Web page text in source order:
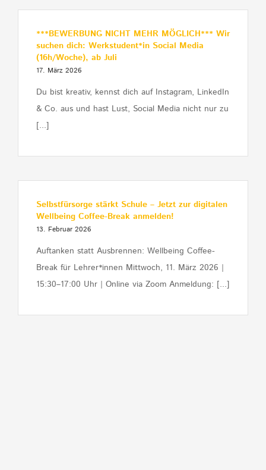
***BEWERBUNG NICHT MEHR MÖGLICH*** Wir
suchen dich: Werkstudent*in Social Media
(16h/Woche), ab Juli
17. März 2026
Du bist kreativ, kennst dich auf Instagram, LinkedIn
& Co. aus und hast Lust, Social Media nicht nur zu
[...]
Selbstfürsorge stärkt Schule – Jetzt zur digitalen
Wellbeing Coffee-Break anmelden!
13. Februar 2026
Auftanken statt Ausbrennen: Wellbeing Coffee-
Break für Lehrer*innen Mittwoch, 11. März 2026 |
15:30–17:00 Uhr | Online via Zoom Anmeldung: [...]